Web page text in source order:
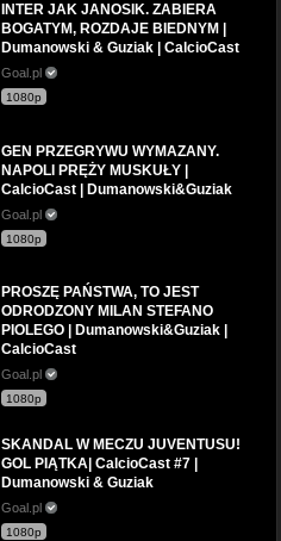
INTER JAK JANOSIK. ZABIERA
BOGATYM, ROZDAJE BIEDNYM |
Dumanowski & Guziak | CalcioCast
Goal.pl
1080p
GEN PRZEGRYWU WYMAZANY.
NAPOLI PRĘŻY MUSKUŁY |
CalcioCast | Dumanowski&Guziak
Goal.pl
1080p
PROSZĘ PAŃSTWA, TO JEST
ODRODZONY MILAN STEFANO
PIOLEGO | Dumanowski&Guziak |
CalcioCast
Goal.pl
1080p
SKANDAL W MECZU JUVENTUSU!
GOL PIĄTKA| CalcioCast #7 |
Dumanowski & Guziak
Goal.pl
1080p